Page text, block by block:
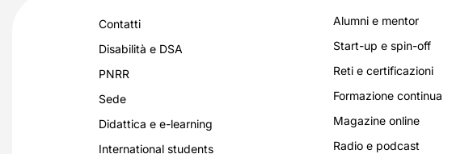
Contatti
Disabilità e DSA
PNRR
Sede
Didattica e e-learning
International students
Alumni e mentor
Start-up e spin-off
Reti e certificazioni
Formazione continua
Magazine online
Radio e podcast